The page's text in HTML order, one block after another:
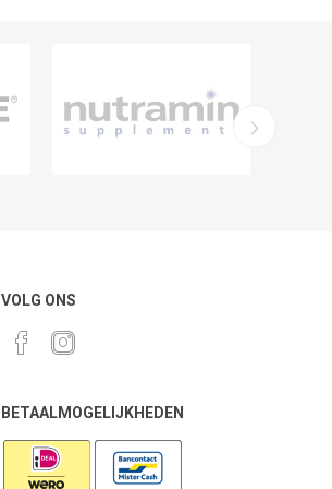
VOLG ONS
BETAALMOGELIJKHEDEN